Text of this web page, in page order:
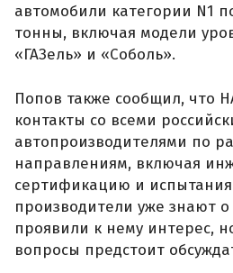
автомобили категории N1
тонны, включая модели
«ГАЗель» и «Соболь».
Попов также сообщил, что
контакты со всеми
автопроизводителями по
направлениям, включая
сертификацию и
производители уже знают
проявили к нему интерес,
вопросы предстоит